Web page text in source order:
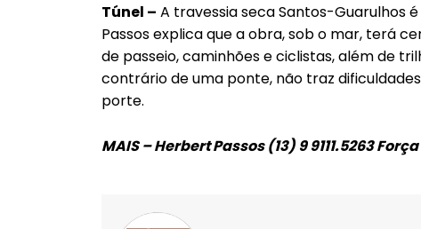
Túnel – A travessia seca Santos-Guarulhos
Passos explica que a obra, sob o mar, terá
de passeio, caminhões e ciclistas, além de
contrário de uma ponte, não traz
porte.
MAIS – Herbert Passos (13) 9 9111.5263